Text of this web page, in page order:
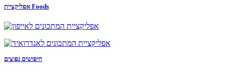
אפליקציית Foods
חיפושים נפוצים